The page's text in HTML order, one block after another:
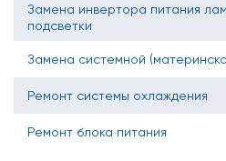
Замена инвертора питания
подсветки
Замена системной
Ремонт системы охлаждения
Ремонт блока питания